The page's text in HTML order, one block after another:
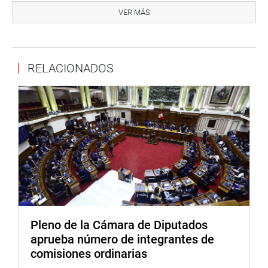
Previamente, con cargo a redacción, el grupo de trabajo
aprobó su plan de trabajo de la Comisión de Defensa
2021-2022.
Entre sus alcances está priorizar la reducción de la
desigualdad y la disminución de la pobreza y pobreza
extrema que afecta a las poblaciones de los valles de los
ríos Apurímac, Ene y Mantaro (Vraem) y del área de
influencia; a través de la evaluación y monitoreo del
trabajo articulado de los actores involucrados en la
búsqueda del desarrollo y la paz social de dicha zona.
De igual manera, busca realizar el seguimiento a la labor
Fronteras e Integración Fronteriza (Conadif) a nivel
nacional y, específicamente, en los puestos de frontera
para el desarrollo de los pobladores de los distritos y de
VER MÁS
RELACIONADOS
Pleno de la Cámara de Diputados
aprueba número de integrantes de
comisiones ordinarias